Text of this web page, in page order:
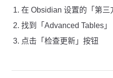
在 Obsidian 设置的「第三
找到「Advanced Tables」
点击「检查更新」按钮